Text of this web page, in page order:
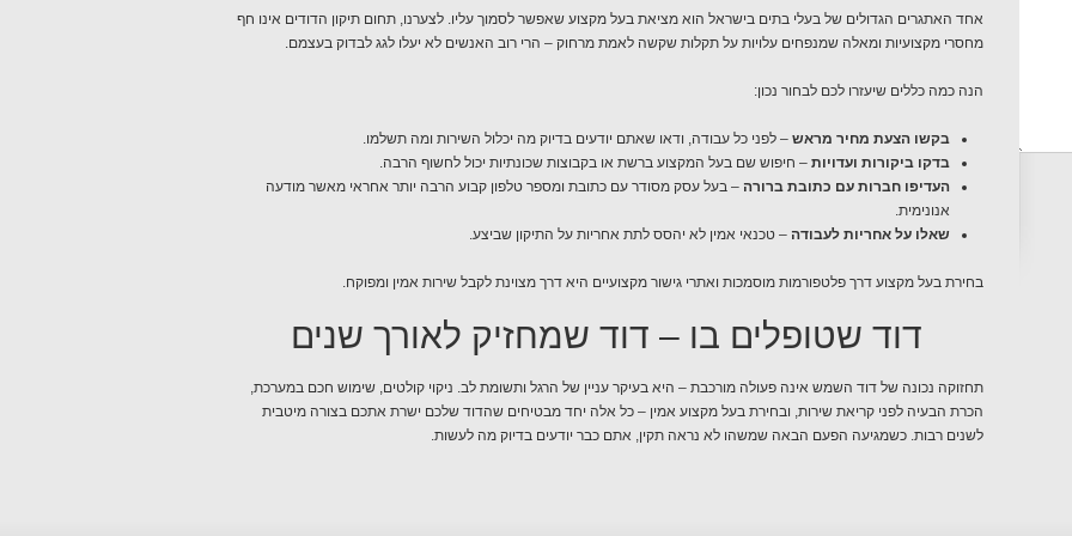
אחד האתגרים הגדולים של בעלי בתים בישראל הוא מציאת בעל מקצוע שאפשר לסמוך עליו. לצערנו, תחום תיקון הדודים אינו חף
מחסרי מקצועיות ומאלה שמנפחים עלויות על תקלות שקשה לאמת מרחוק – הרי רוב האנשים לא יעלו לגג לבדוק בעצמם.
הנה כמה כללים שיעזרו לכם לבחור נכון:
בקשו הצעת מחיר מראש – לפני כל עבודה, ודאו שאתם יודעים בדיוק מה יכלול השירות ומה תשלמו.
בדקו ביקורות ועדויות – חיפוש שם בעל המקצוע ברשת או בקבוצות שכונתיות יכול לחשוף הרבה.
העדיפו חברות עם כתובת ברורה – בעל עסק מסודר עם כתובת ומספר טלפון קבוע הרבה יותר אחראי מאשר מודעה
אנונימית.
שאלו על אחריות לעבודה – טכנאי אמין לא יהסס לתת אחריות על התיקון שביצע.
בחירת בעל מקצוע דרך פלטפורמות מוסמכות ואתרי גישור מקצועיים היא דרך מצוינת לקבל שירות אמין ומפוקח.
דוד שטופלים בו – דוד שמחזיק לאורך שנים
תחזוקה נכונה של דוד השמש אינה פעולה מורכבת – היא בעיקר עניין של הרגל ותשומת לב. ניקוי קולטים, שימוש חכם במערכת,
הכרת הבעיה לפני קריאת שירות, ובחירת בעל מקצוע אמין – כל אלה יחד מבטיחים שהדוד שלכם ישרת אתכם בצורה מיטבית
לשנים רבות. כשמגיעה הפעם הבאה שמשהו לא נראה תקין, אתם כבר יודעים בדיוק מה לעשות.